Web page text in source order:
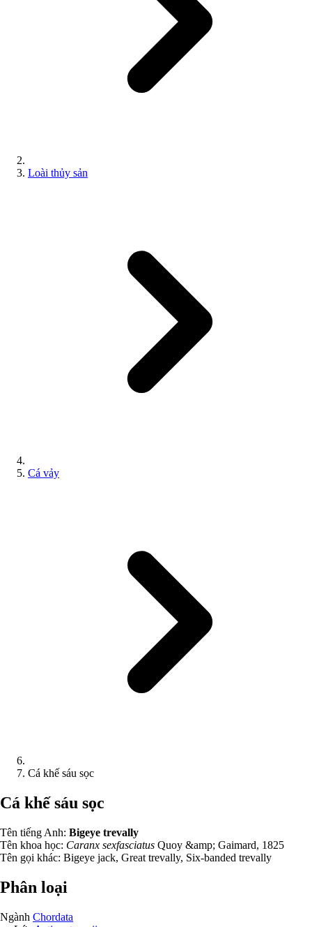
Loài thủy sản
Cá vảy
Cá khế sáu sọc
Cá khế sáu sọc
Tên tiếng Anh: Bigeye trevally
Tên khoa học: Caranx sexfasciatus Quoy &amp; Gaimard, 1825
Tên gọi khác: Bigeye jack, Great trevally, Six-banded trevally
Phân loại
Ngành Chordata